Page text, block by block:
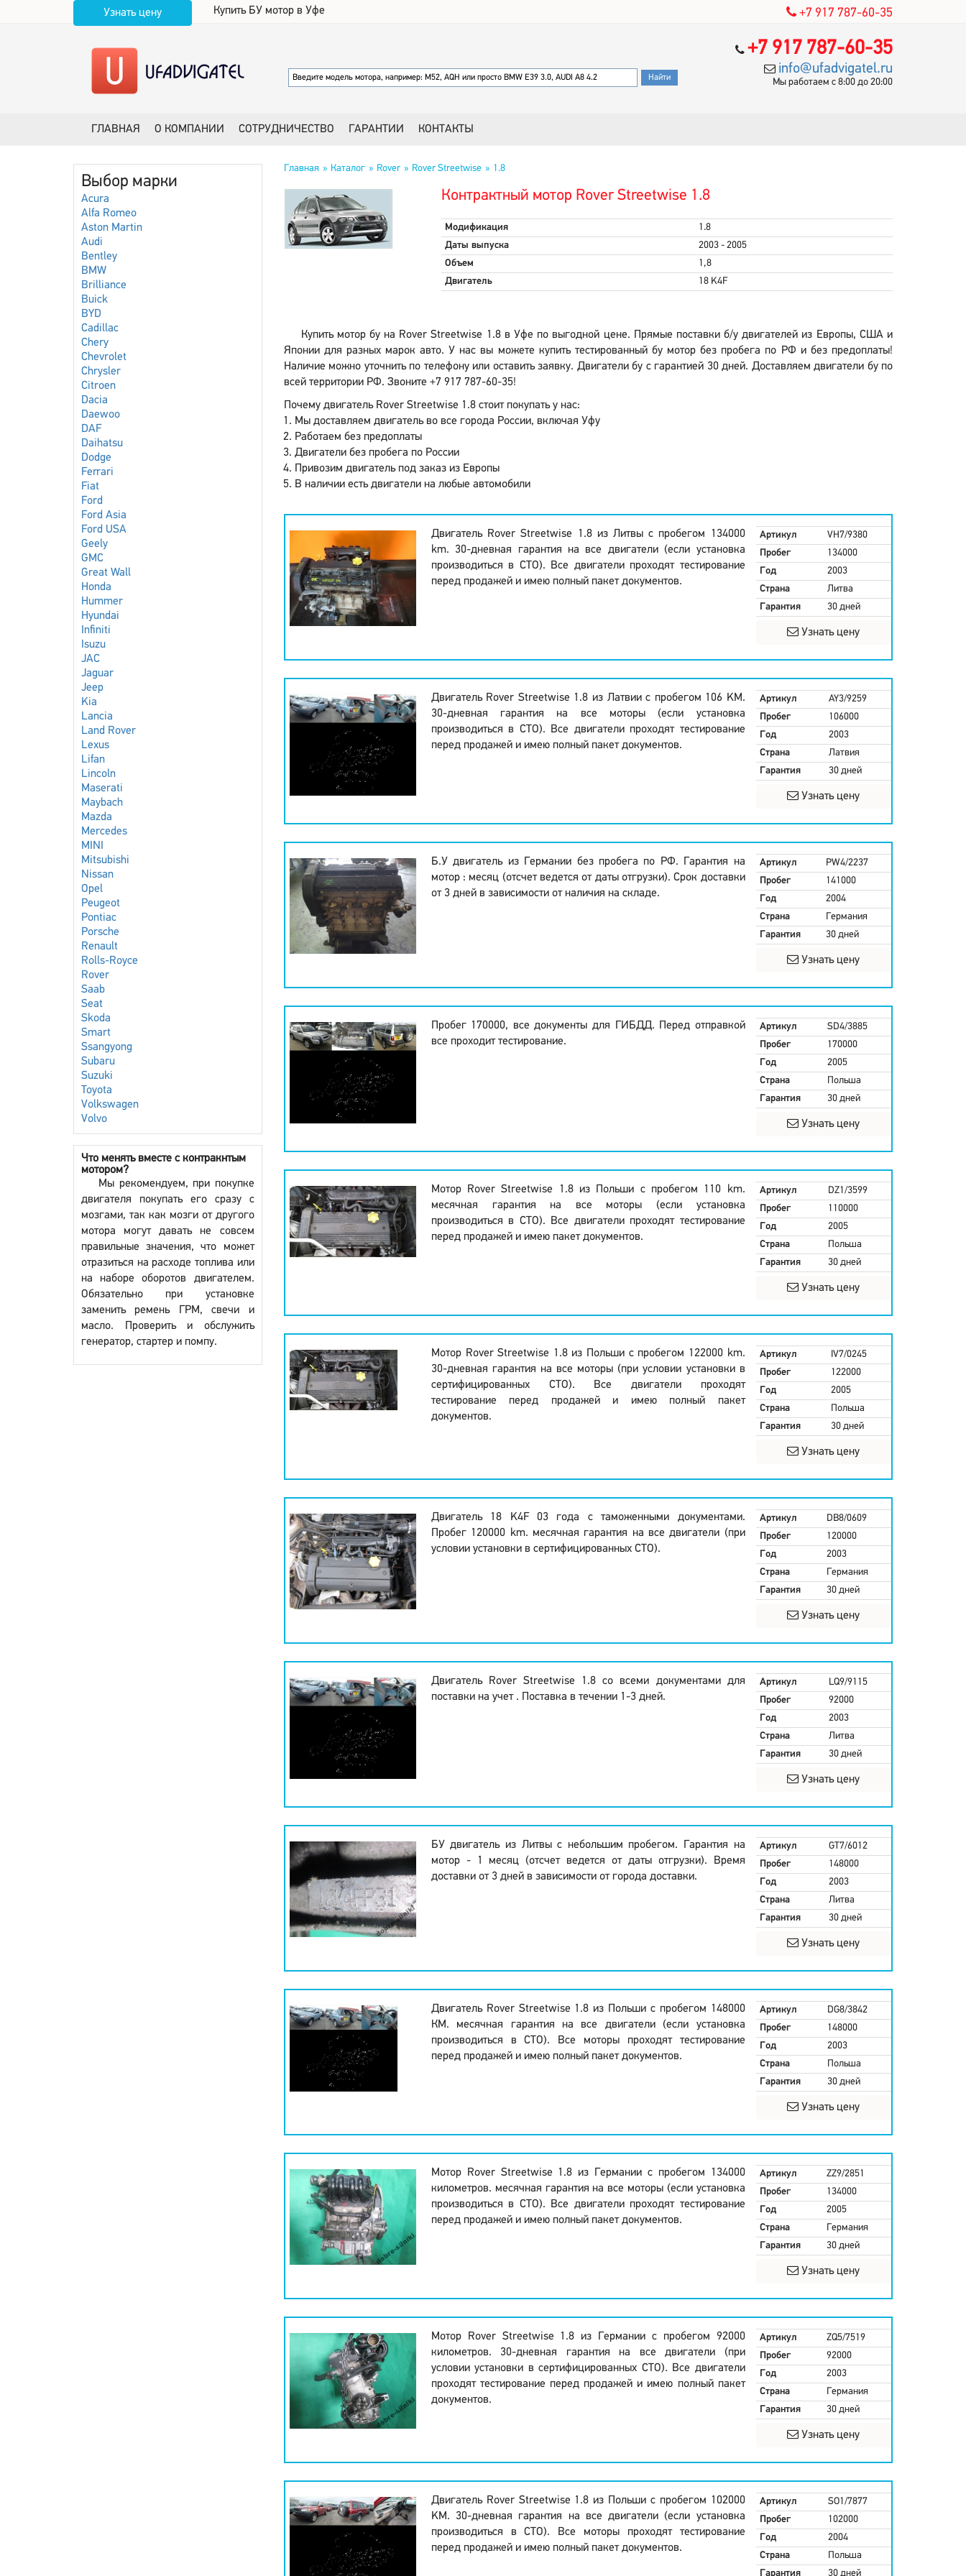
Узнать цену Купить БУ мотор в Уфе +7 917 787-60-35
+7 917 787-60-35
info@ufadvigatel.ru
Мы работаем с 8:00 до 20:00
ГЛАВНАЯ О КОМПАНИИ СОТРУДНИЧЕСТВО ГАРАНТИИ КОНТАКТЫ
Выбор марки
Acura
Alfa Romeo
Aston Martin
Audi
Bentley
BMW
Brilliance
Buick
BYD
Cadillac
Chery
Chevrolet
Chrysler
Citroen
Dacia
Daewoo
DAF
Daihatsu
Dodge
Ferrari
Fiat
Ford
Ford Asia
Ford USA
Geely
GMC
Great Wall
Honda
Hummer
Hyundai
Infiniti
Isuzu
JAC
Jaguar
Jeep
Kia
Lancia
Land Rover
Lexus
Lifan
Lincoln
Maserati
Maybach
Mazda
Mercedes
MINI
Mitsubishi
Nissan
Opel
Peugeot
Pontiac
Porsche
Renault
Rolls-Royce
Rover
Saab
Seat
Skoda
Smart
Ssangyong
Subaru
Suzuki
Toyota
Volkswagen
Volvo
Что менять вместе с контракнтым
мотором?
Мы рекомендуем, при покупке
двигателя покупать его сразу с
мозгами, так как мозги от другого
мотора могут давать не совсем
правильные значения, что может
отразиться на расходе топлива или
на наборе оборотов двигателем.
Обязательно при установке
заменить ремень ГРМ, свечи и
масло. Проверить и обслужить
генератор, стартер и помпу.
Главная Каталог Rover Rover Streetwise 1.8
Контрактный мотор Rover Streetwise 1.8
Модификация
1.8
Даты выпуска
2003 - 2005
Объем
1,8
Двигатель
18 K4F
Купить мотор бу на Rover Streetwise 1.8 в Уфе по выгодной цене. Прямые поставки б/у двигателей из Европы, США и
Японии для разных марок авто. У нас вы можете купить тестированный бу мотор без пробега по РФ и без предоплаты!
Наличие можно уточнить по телефону или оставить заявку. Двигатели бу с гарантией 30 дней. Доставляем двигатели бу по
всей территории РФ. Звоните +7 917 787-60-35!
Почему двигатель Rover Streetwise 1.8 стоит покупать у нас:
Мы доставляем двигатель во все города России, включая Уфу
Работаем без предоплаты
Двигатели без пробега по России
Привозим двигатель под заказ из Европы
В наличии есть двигатели на любые автомобили
Двигатель Rover Streetwise 1.8 из Литвы с пробегом 134000
km. 30-дневная гарантия на все двигатели (если установка
производиться в СТО). Все двигатели проходят тестирование
перед продажей и имею полный пакет документов.
Артикул
VH7/9380
Пробег
134000
Год
2003
Страна
Литва
Гарантия
30 дней
Узнать цену
Двигатель Rover Streetwise 1.8 из Латвии с пробегом 106 KM.
30-дневная гарантия на все моторы (если установка
производиться в СТО). Все двигатели проходят тестирование
перед продажей и имею полный пакет документов.
Артикул
AY3/9259
Пробег
106000
Год
2003
Страна
Латвия
Гарантия
30 дней
Узнать цену
Б.У двигатель из Германии без пробега по РФ. Гарантия на
мотор : месяц (отсчет ведется от даты отгрузки). Срок доставки
от 3 дней в зависимости от наличия на складе.
Артикул
PW4/2237
Пробег
141000
Год
2004
Страна
Германия
Гарантия
30 дней
Узнать цену
Пробег 170000, все документы для ГИБДД. Перед отправкой
все проходит тестирование.
Артикул
SD4/3885
Пробег
170000
Год
2005
Страна
Польша
Гарантия
30 дней
Узнать цену
Мотор Rover Streetwise 1.8 из Польши с пробегом 110 km.
месячная гарантия на все моторы (если установка
производиться в СТО). Все двигатели проходят тестирование
перед продажей и имею пакет документов.
Артикул
DZ1/3599
Пробег
110000
Год
2005
Страна
Польша
Гарантия
30 дней
Узнать цену
Мотор Rover Streetwise 1.8 из Польши с пробегом 122000 km.
30-дневная гарантия на все моторы (при условии установки в
сертифицированных СТО). Все двигатели проходят
тестирование перед продажей и имею полный пакет
документов.
Артикул
IV7/0245
Пробег
122000
Год
2005
Страна
Польша
Гарантия
30 дней
Узнать цену
Двигатель 18 K4F 03 года с таможенными документами.
Пробег 120000 km. месячная гарантия на все двигатели (при
условии установки в сертифицированных СТО).
Артикул
DB8/0609
Пробег
120000
Год
2003
Страна
Германия
Гарантия
30 дней
Узнать цену
Двигатель Rover Streetwise 1.8 со всеми документами для
поставки на учет . Поставка в течении 1-3 дней.
Артикул
LQ9/9115
Пробег
92000
Год
2003
Страна
Литва
Гарантия
30 дней
Узнать цену
БУ двигатель из Литвы с небольшим пробегом. Гарантия на
мотор - 1 месяц (отсчет ведется от даты отгрузки). Время
доставки от 3 дней в зависимости от города доставки.
Артикул
GT7/6012
Пробег
148000
Год
2003
Страна
Литва
Гарантия
30 дней
Узнать цену
Двигатель Rover Streetwise 1.8 из Польши с пробегом 148000
КМ. месячная гарантия на все двигатели (если установка
производиться в СТО). Все моторы проходят тестирование
перед продажей и имею полный пакет документов.
Артикул
DG8/3842
Пробег
148000
Год
2003
Страна
Польша
Гарантия
30 дней
Узнать цену
Мотор Rover Streetwise 1.8 из Германии с пробегом 134000
километров. месячная гарантия на все моторы (если установка
производиться в СТО). Все двигатели проходят тестирование
перед продажей и имею полный пакет документов.
Артикул
ZZ9/2851
Пробег
134000
Год
2005
Страна
Германия
Гарантия
30 дней
Узнать цену
Мотор Rover Streetwise 1.8 из Германии с пробегом 92000
километров. 30-дневная гарантия на все двигатели (при
условии установки в сертифицированных СТО). Все двигатели
проходят тестирование перед продажей и имею полный пакет
документов.
Артикул
ZQ5/7519
Пробег
92000
Год
2003
Страна
Германия
Гарантия
30 дней
Узнать цену
Двигатель Rover Streetwise 1.8 из Польши с пробегом 102000
KM. 30-дневная гарантия на все двигатели (если установка
производиться в СТО). Все моторы проходят тестирование
перед продажей и имею полный пакет документов.
Артикул
SO1/7877
Пробег
102000
Год
2004
Страна
Польша
Гарантия
30 дней